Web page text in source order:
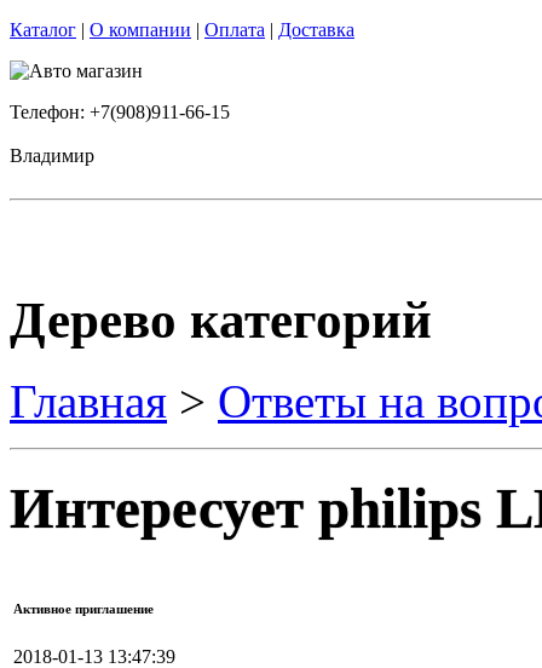
Каталог | О компании | Оплата | Доставка
Телефон: +7(908)911-66-15
Владимир
Дерево категорий
Главная > Ответы на
Интересует philips
Активное приглашение
2018-01-13 13:47:39